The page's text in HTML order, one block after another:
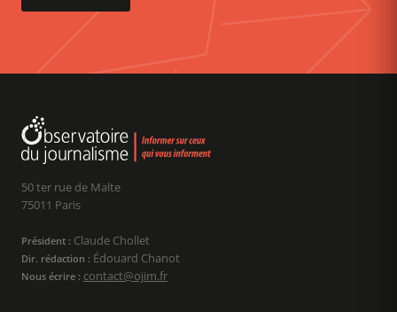
50 ter rue de Malte
75011 Paris
Président : Claude Chollet
Dir. rédaction : Édouard Chanot
Nous écrire : contact@ojim.fr